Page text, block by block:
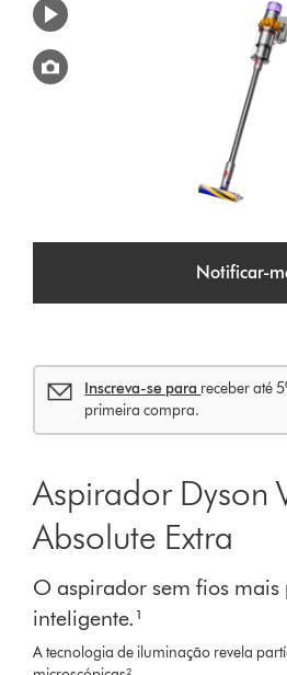
Notificar-
Inscreva-se para receber até
primeira compra.
Aspirador Dyson
Absolute Extra
O aspirador sem fios mais
inteligente.¹
A tecnologia de iluminação revela